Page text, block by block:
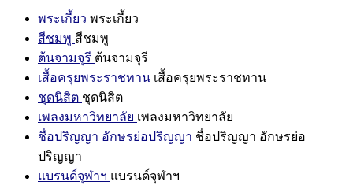
พระเกี้ยว พระเกี้ยว
สีชมพู สีชมพู
ต้นจามจุรี ต้นจามจุรี
เสื้อครุยพระราชทาน เสื้อครุยพระราชทาน
ชุดนิสิต ชุดนิสิต
เพลงมหาวิทยาลัย เพลงมหาวิทยาลัย
ชื่อปริญญา อักษรย่อปริญญา ชื่อปริญญา อักษรย่อ
ปริญญา
แบรนด์จุฬาฯ แบรนด์จุฬาฯ